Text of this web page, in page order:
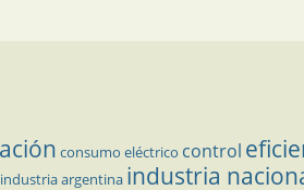
consumo eléctrico control
industria argentina industria